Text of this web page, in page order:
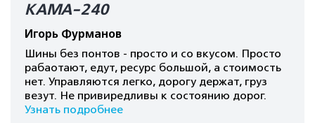
КАМА-240
Игорь Фурманов
Шины без понтов - просто и со вкусом. Просто
рабаотают, едут, ресурс большой, а стоимость
нет. Управляются легко, дорогу держат, груз
везут. Не привиредливы к состоянию дорог.
Узнать подробнее